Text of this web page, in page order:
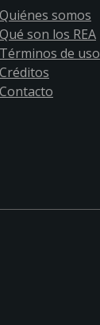
Quiénes somos
Qué son los REA
Términos de uso
Créditos
Contacto